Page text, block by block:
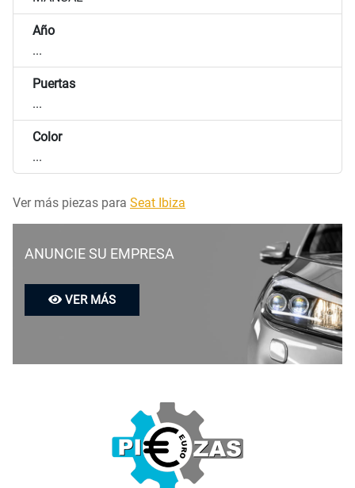
Año
...
Puertas
...
Color
...
Ver más piezas para Seat Ibiza
ANUNCIE SU EMPRESA
VER MÁS